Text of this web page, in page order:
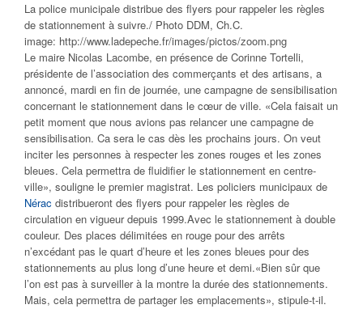
La police municipale distribue des flyers pour rappeler les règles
de stationnement à suivre./ Photo DDM, Ch.C.
image: http://www.ladepeche.fr/images/pictos/zoom.png
Le maire Nicolas Lacombe, en présence de Corinne Tortelli,
présidente de l’association des commerçants et des artisans, a
annoncé, mardi en fin de journée, une campagne de sensibilisation
concernant le stationnement dans le cœur de ville. «Cela faisait un
petit moment que nous avions pas relancer une campagne de
sensibilisation. Ca sera le cas dès les prochains jours. On veut
inciter les personnes à respecter les zones rouges et les zones
bleues. Cela permettra de fluidifier le stationnement en centre-
ville», souligne le premier magistrat. Les policiers municipaux de
Nérac distribueront des flyers pour rappeler les règles de
circulation en vigueur depuis 1999.Avec le stationnement à double
couleur. Des places délimitées en rouge pour des arrêts
n’excédant pas le quart d’heure et les zones bleues pour des
stationnements au plus long d’une heure et demi.«Bien sûr que
l’on est pas à surveiller à la montre la durée des stationnements.
Mais, cela permettra de partager les emplacements», stipule-t-il.